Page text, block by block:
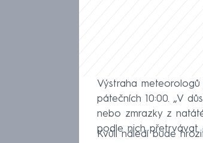
Výstraha
pátečních 10:00. „V
nebo zmrazky z
podle nich přetrvávat
Kvůli náledí bude